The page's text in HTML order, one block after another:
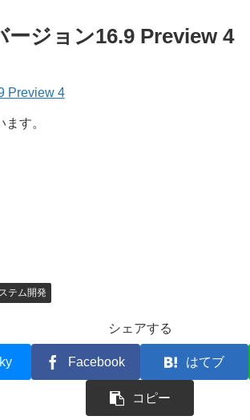
ジョン16.9 Preview 4
Preview 4
す。
テム開発
シェアする
Facebook はてブ
コピー